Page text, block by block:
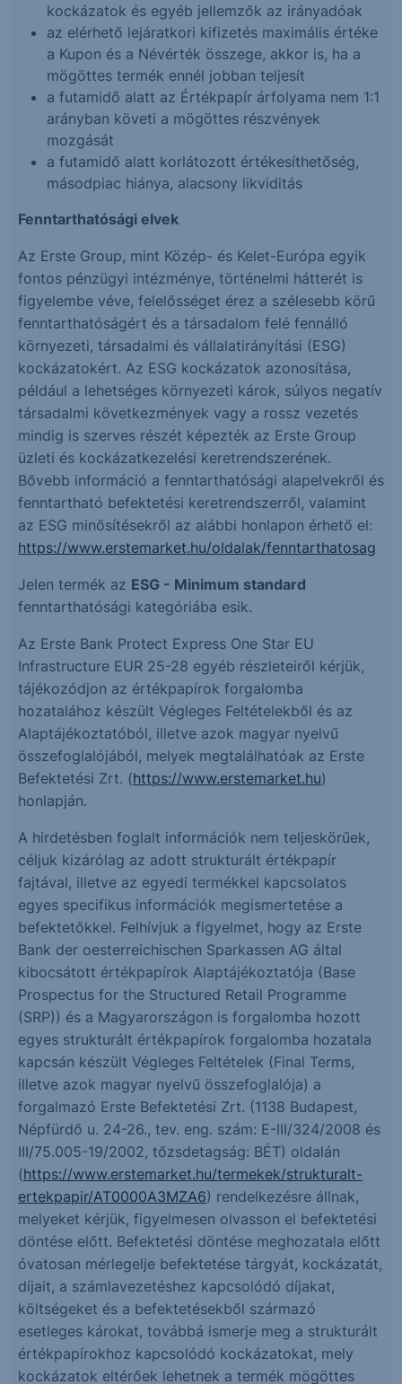
kockázatok és egyéb jellemzők az irányadóak
az elérhető lejáratkori kifizetés maximális értéke
a Kupon és a Névérték összege, akkor is, ha a
mögöttes termék ennél jobban teljesít
a futamidő alatt az Értékpapír árfolyama nem 1:1
arányban követi a mögöttes részvények
mozgását
a futamidő alatt korlátozott értékesíthetőség,
másodpiac hiánya, alacsony likviditás
Fenntarthatósági elvek
Az Erste Group, mint Közép- és Kelet-Európa egyik
fontos pénzügyi intézménye, történelmi hátterét is
figyelembe véve, felelősséget érez a szélesebb körű
fenntarthatóságért és a társadalom felé fennálló
környezeti, társadalmi és vállalatirányítási (ESG)
kockázatokért. Az ESG kockázatok azonosítása,
például a lehetséges környezeti károk, súlyos negatív
társadalmi következmények vagy a rossz vezetés
mindig is szerves részét képezték az Erste Group
üzleti és kockázatkezelési keretrendszerének.
Bővebb információ a fenntarthatósági alapelvekről és
fenntartható befektetési keretrendszerről, valamint
az ESG minősítésekről az alábbi honlapon érhető el:
https://www.erstemarket.hu/oldalak/fenntarthatosag
Jelen termék az ESG - Minimum standard
fenntarthatósági kategóriába esik.
Az Erste Bank Protect Express One Star EU
Infrastructure EUR 25-28 egyéb részleteiről kérjük,
tájékozódjon az értékpapírok forgalomba
hozatalához készült Végleges Feltételekből és az
Alaptájékoztatóból, illetve azok magyar nyelvű
összefoglalójából, melyek megtalálhatóak az Erste
Befektetési Zrt. (https://www.erstemarket.hu)
honlapján.
A hirdetésben foglalt információk nem teljeskörűek,
céljuk kizárólag az adott strukturált értékpapír
fajtával, illetve az egyedi termékkel kapcsolatos
egyes specifikus információk megismertetése a
befektetőkkel. Felhívjuk a figyelmet, hogy az Erste
Bank der oesterreichischen Sparkassen AG által
kibocsátott értékpapírok Alaptájékoztatója (Base
Prospectus for the Structured Retail Programme
(SRP)) és a Magyarországon is forgalomba hozott
egyes strukturált értékpapírok forgalomba hozatala
kapcsán készült Végleges Feltételek (Final Terms,
illetve azok magyar nyelvű összefoglalója) a
forgalmazó Erste Befektetési Zrt. (1138 Budapest,
Népfürdő u. 24-26., tev. eng. szám: E-III/324/2008 és
III/75.005-19/2002, tőzsdetagság: BÉT) oldalán
(https://www.erstemarket.hu/termekek/strukturalt-
ertekpapir/AT0000A3MZA6) rendelkezésre állnak,
melyeket kérjük, figyelmesen olvasson el befektetési
döntése előtt. Befektetési döntése meghozatala előtt
óvatosan mérlegelje befektetése tárgyát, kockázatát,
díjait, a számlavezetéshez kapcsolódó díjakat,
költségeket és a befektetésekből származó
esetleges károkat, továbbá ismerje meg a strukturált
értékpapírokhoz kapcsolódó kockázatokat, mely
kockázatok eltérőek lehetnek a termék mögöttes